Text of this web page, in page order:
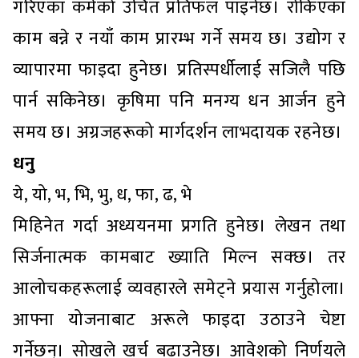
गरिएका कर्मको उचित प्रतिफल पाइनेछ। रोकिएका
काम बन्ने र नयाँ काम प्रारम्भ गर्ने समय छ। उद्योग र
व्यापारमा फाइदा हुनेछ। प्रतिस्पर्धीलाई सजिलै पछि
पार्न सकिनेछ। कृषिमा पनि मनग्य धन आर्जन हुने
समय छ। अग्रजहरूको मार्गदर्शन लाभदायक रहनेछ।
धनु
ये, यो, भ, भि, भु, ध, फा, ढ, भे
मिहिनेत गर्दा अध्ययनमा प्रगति हुनेछ। लेखन तथा
सिर्जनात्मक कामबाट ख्याति मिल्न सक्छ। तर
आलोचकहरूलाई व्यवहारले समेट्ने प्रयास गर्नुहोला।
आफ्ना योजनाबाट अरूले फाइदा उठाउने चेष्टा
गर्नेछन्। सोखले खर्च बढाउनेछ। आवेशको निर्णयले